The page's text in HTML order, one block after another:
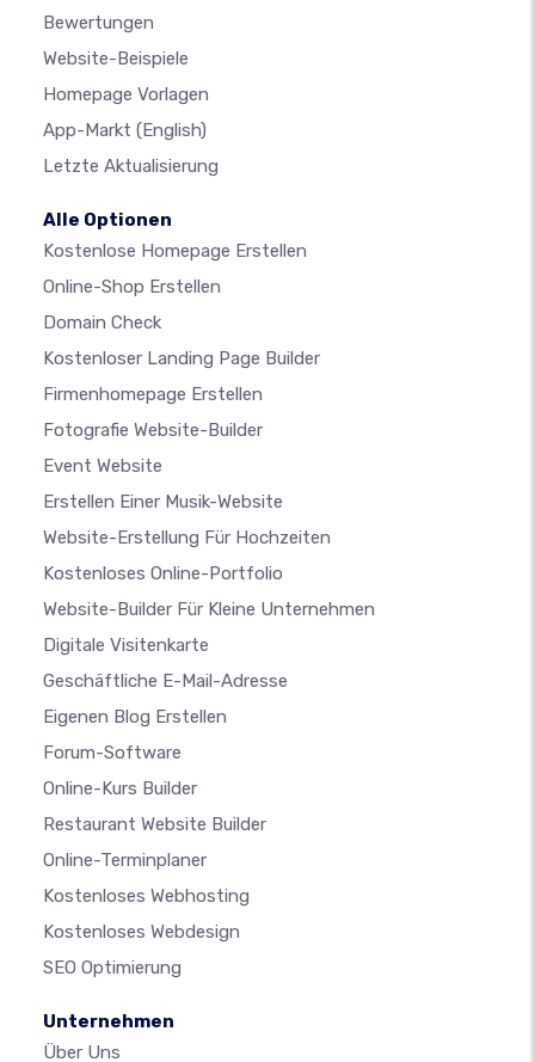
Bewertungen
Website-Beispiele
Homepage Vorlagen
App-Markt (English)
Letzte Aktualisierung
Alle Optionen
Kostenlose Homepage Erstellen
Online-Shop Erstellen
Domain Check
Kostenloser Landing Page Builder
Firmenhomepage Erstellen
Fotografie Website-Builder
Event Website
Erstellen Einer Musik-Website
Website-Erstellung Für Hochzeiten
Kostenloses Online-Portfolio
Website-Builder Für Kleine Unternehmen
Digitale Visitenkarte
Geschäftliche E-Mail-Adresse
Eigenen Blog Erstellen
Forum-Software
Online-Kurs Builder
Restaurant Website Builder
Online-Terminplaner
Kostenloses Webhosting
Kostenloses Webdesign
SEO Optimierung
Unternehmen
Über Uns